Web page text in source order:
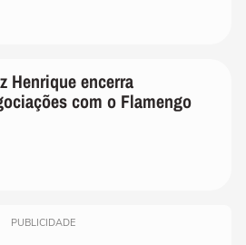
Henrique encerra
com o Flamengo
PUBLICIDADE